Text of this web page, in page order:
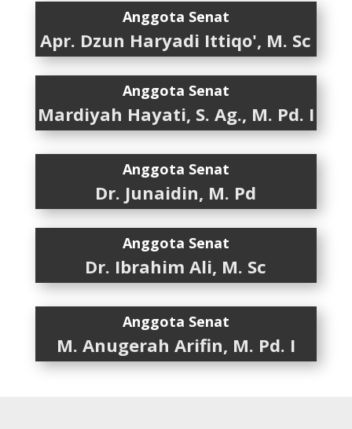
Anggota Senat
Apr. Dzun Haryadi Ittiqo', M. Sc
Anggota Senat
Mardiyah Hayati, S. Ag., M. Pd. I
Anggota Senat
Dr. Junaidin, M. Pd
Anggota Senat
Dr. Ibrahim Ali, M. Sc
Anggota Senat
M. Anugerah Arifin, M. Pd. I